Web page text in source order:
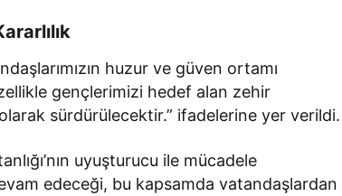
huzur ve güven ortamı
gençlerimizi hedef alan zehir
sürdürülecektir.” ifadelerine yer verildi.
uyuşturucu ile mücadele
edeceği, bu kapsamda vatandaşlardan